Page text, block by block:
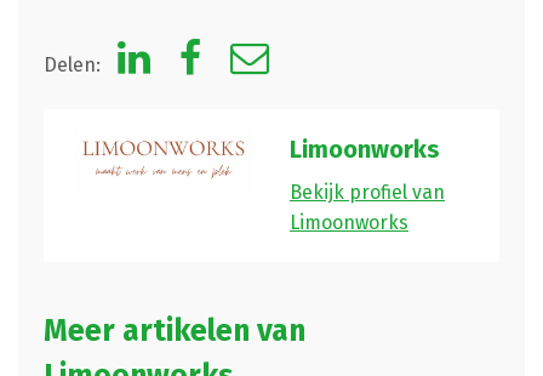
Delen:
Limoonworks
Bekijk profiel van
Limoonworks
Meer artikelen van